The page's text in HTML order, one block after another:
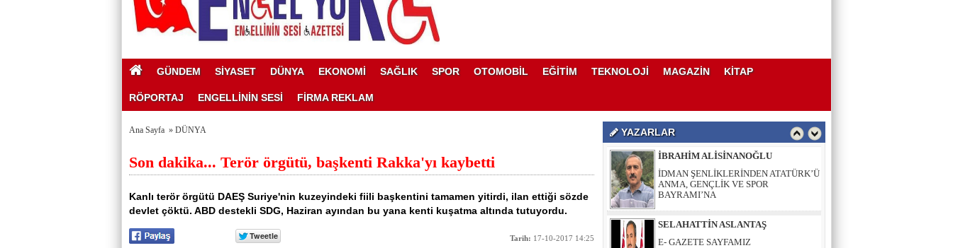
GÜNDEM SİYASET DÜNYA EKONOMİ SAĞLIK SPOR OTOMOBİL EĞİTİM TEKNOLOJİ MAGAZİN KİTAP
RÖPORTAJ ENGELLİNİN SESİ FİRMA REKLAM
Ana Sayfa » DÜNYA
Son dakika... Terör örgütü, başkenti Rakka'yı kaybetti
Kanlı terör örgütü DAEŞ Suriye'nin kuzeyindeki fiili başkentini tamamen yitirdi, ilan ettiği sözde
devlet çöktü. ABD destekli SDG, Haziran ayından bu yana kenti kuşatma altında tutuyordu.
Tarih: 17-10-2017 14:25
YAZARLARBAYRAMI’NA
SELAHATTİN ASLANTAŞ
E- GAZETE SAYFAMIZ
AHMET TAŞGETİREN
Siyaset pilavı daha çok su götürür